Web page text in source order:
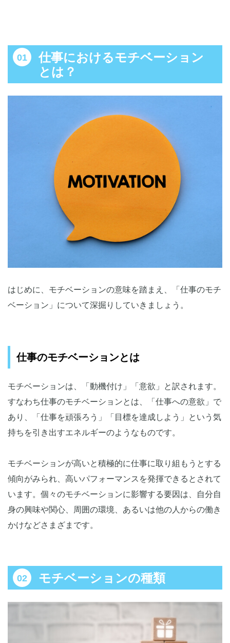
仕事におけるモチベーション
とは？
はじめに、モチベーションの意味を踏まえ、「仕事のモチ
ベーション」について深掘りしていきましょう。
仕事のモチベーションとは
モチベーションは、「動機付け」「意欲」と訳されます。
すなわち仕事のモチベーションとは、「仕事への意欲」で
あり、「仕事を頑張ろう」「目標を達成しよう」という気
持ちを引き出すエネルギーのようなものです。
モチベーションが高いと積極的に仕事に取り組もうとする
傾向がみられ、高いパフォーマンスを発揮できるとされて
います。個々のモチベーションに影響する要因は、自分自
身の興味や関心、周囲の環境、あるいは他の人からの働き
かけなどさまざまです。
モチベーションの種類